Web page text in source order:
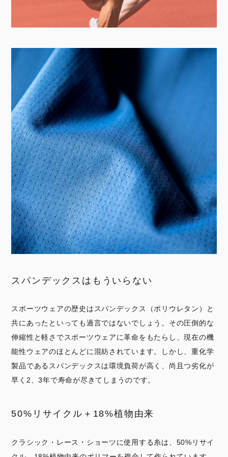
スパンデックスはもういらない
スポーツウェアの歴史はスパンデックス（ポリウレタン）と
共にあったといっても過言ではないでしょう。その圧倒的な
伸縮性と軽さでスポーツウェアに革命をもたらし、現在の機
能性ウェアのほとんどに混紡されています。しかし、重化学
製品であるスパンデックスは環境負荷が高く、尚且つ劣化が
早く2、3年で寿命が尽きてしまうのです。
50%リサイクル＋18%植物由来
クラシック・レース・ショーツに使用する糸は、50%リサイ